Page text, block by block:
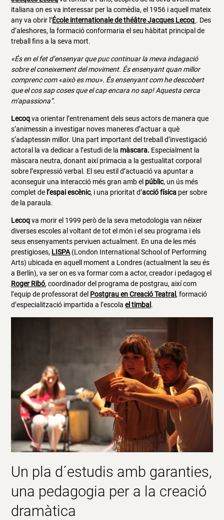
italiana on es va interessar per la comèdia, el 1956 i aquell mateix
any va obrir l’École internationale de théâtre Jacques Lecoq . Des
d’aleshores, la formació conformaria el seu hàbitat principal de
treball fins a la seva mort.
«És en el fet d’ensenyar que puc continuar la meva indagació
sobre el coneixement del moviment. És ensenyant quan millor
comprenc com «això es mou». És ensenyant com he descobert
que el cos sap coses que el cap encara no sap! Aquesta cerca
m’apassiona”.
Lecoqva orientar l’entrenament dels seus actors de manera que
s’animessin a investigar noves maneres d’actuar a què
s’adaptessin millor. Una part important del treball d’investigació
actoral la va dedicar a l’estudi de la màscara. Especialment la
màscara neutra, donant així primacia a la gestualitat corporal
sobre l’expressió verbal. El seu estil d’actuació va apuntar a
aconseguir una interacció més gran amb el públic, un ús més
complet de l’espai escènic, i una prioritat d’acció física per sobre
de la paraula.
Lecoqva morir el 1999 però de la seva metodologia van néixer
diverses escoles al voltant de tot el món i el seu programa i els
seus ensenyaments perviuen actualment. En una de les més
prestigioses, LISPA (London International School of Performing
Arts) ubicada en aquell moment a Londres (actualment la seu és
a Berlín), va ser on es va formar com a actor, creador i pedagog el
Roger Ribó, coordinador del programa de postgrau, així com
l’equip de professorat del Postgrau en Creació Teatral , formació
d’especialització impartida a l’escolael timbal .
Un pla d´estudis amb garanties,
una pedagogia per a la creació
dramàtica